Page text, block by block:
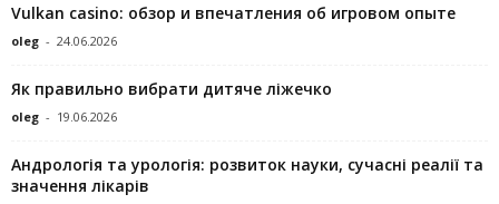
Vulkan casino: обзор и впечатления об игровом опыте
oleg - 24.06.2026
Як правильно вибрати дитяче ліжечко
oleg - 19.06.2026
Андрологія та урологія: розвиток науки, сучасні реалії та
значення лікарів